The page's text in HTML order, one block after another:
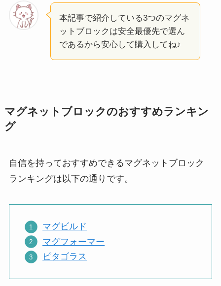
本記事で紹介している3つのマグネ
ットブロックは安全最優先で選ん
であるから安心して購入してね♪
マグネットブロックのおすすめランキン
グ
自信を持っておすすめできるマグネットブロック
ランキングは以下の通りです。
マグビルド
マグフォーマー
ピタゴラス